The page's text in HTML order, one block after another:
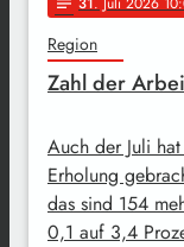
Region
Zahl der
Auch der Juli
Erholung
das sind 154
0,1 auf 3,4